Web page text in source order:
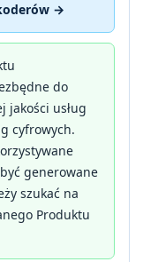
→
do
jakości usług
cyfrowych.
generowane
szukać na
Produktu